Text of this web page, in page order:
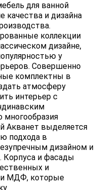
для ванной
качества и дизайна
коллекции
дизайне,
у
Совершенно
комплектны в
атмосферу
интерьер с
многообразия
Акванет выделяется
подхода в
дизайном и
Корпуса и фасады
и
и МДФ, которые